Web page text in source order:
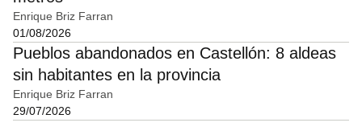
Enrique Briz Farran
01/08/2026
Pueblos abandonados en Castellón: 8 aldeas
sin habitantes en la provincia
Enrique Briz Farran
29/07/2026